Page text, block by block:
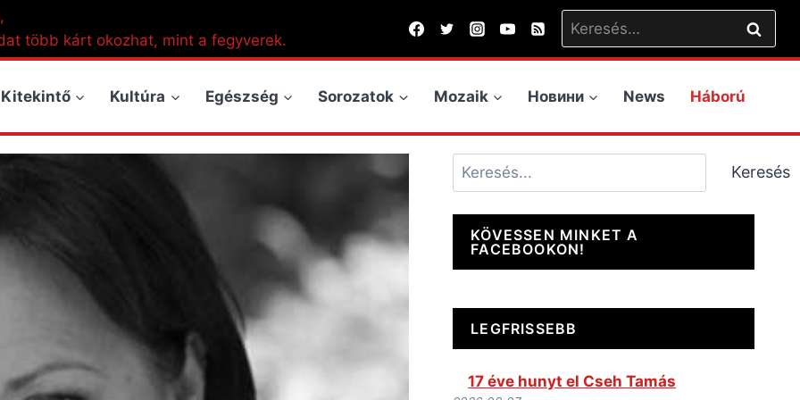
több kárt okozhat, mint a fegyverek.
Keresés:
Kitekintő Kultúra Egészség Sorozatok Mozaik Новини News Háború
Keresés Keresés
KÖVESSEN MINKET A
FACEBOOKON!
LEGFRISSEBB
17 éve hunyt el Cseh Tamás